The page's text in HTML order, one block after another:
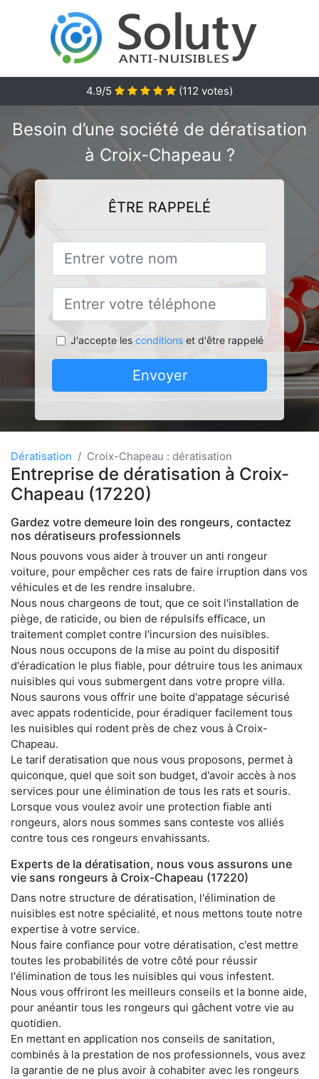
4.9/5 (112 votes)
Besoin d’une société de dératisation
à Croix-Chapeau ?
ÊTRE RAPPELÉ
J'accepte les conditionset d'être rappelé
Envoyer
Dératisation Croix-Chapeau : dératisation
Entreprise de dératisation à Croix-
Chapeau (17220)
Gardez votre demeure loin des rongeurs, contactez
nos dératiseurs professionnels
Nous pouvons vous aider à trouver un anti rongeur
voiture, pour empêcher ces rats de faire irruption dans vos
véhicules et de les rendre insalubre.
Nous nous chargeons de tout, que ce soit l'installation de
piège, de raticide, ou bien de répulsifs efficace, un
traitement complet contre l'incursion des nuisibles.
Nous nous occupons de la mise au point du dispositif
d'éradication le plus fiable, pour détruire tous les animaux
nuisibles qui vous submergent dans votre propre villa.
Nous saurons vous offrir une boite d'appatage sécurisé
avec appats rodenticide, pour éradiquer facilement tous
les nuisibles qui rodent près de chez vous à Croix-
Chapeau.
Le tarif deratisation que nous vous proposons, permet à
quiconque, quel que soit son budget, d'avoir accès à nos
services pour une élimination de tous les rats et souris.
Lorsque vous voulez avoir une protection fiable anti
rongeurs, alors nous sommes sans conteste vos alliés
contre tous ces rongeurs envahissants.
Experts de la dératisation, nous vous assurons une
vie sans rongeurs à Croix-Chapeau (17220)
Dans notre structure de dératisation, l'élimination de
nuisibles est notre spécialité, et nous mettons toute notre
expertise à votre service.
Nous faire confiance pour votre dératisation, c'est mettre
toutes les probabilités de votre côté pour réussir
l'élimination de tous les nuisibles qui vous infestent.
Nous vous offriront les meilleurs conseils et la bonne aide,
pour anéantir tous les rongeurs qui gâchent votre vie au
quotidien.
En mettant en application nos conseils de sanitation,
combinés à la prestation de nos professionnels, vous avez
la garantie de ne plus avoir à cohabiter avec les rongeurs